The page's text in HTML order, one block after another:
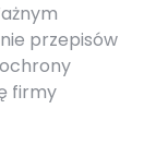
przepisów
firmy